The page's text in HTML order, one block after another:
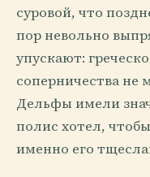
суровой, что
пор невольно
упускают:
соперничества не
Дельфы имели
полис хотел,
именно его